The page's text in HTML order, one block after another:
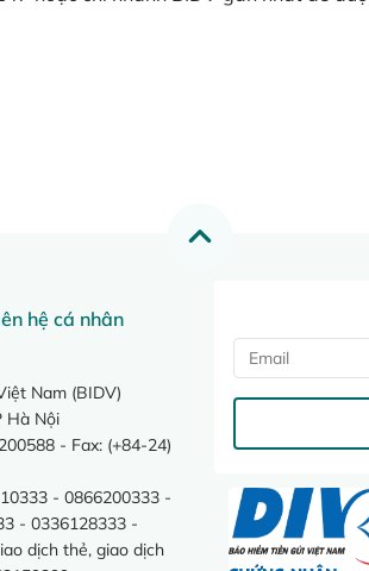
hệ cá nhân
Nam (BIDV)
Hà Nội
- Fax: (+84-24)
- 0866200333 -
- 0336128333 -
dịch thẻ, giao dịch